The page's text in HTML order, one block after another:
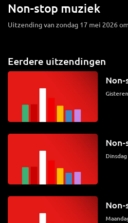
Non-stop muziek
Uitzending van zondag 17 mei 2026
Eerdere uitzendingen